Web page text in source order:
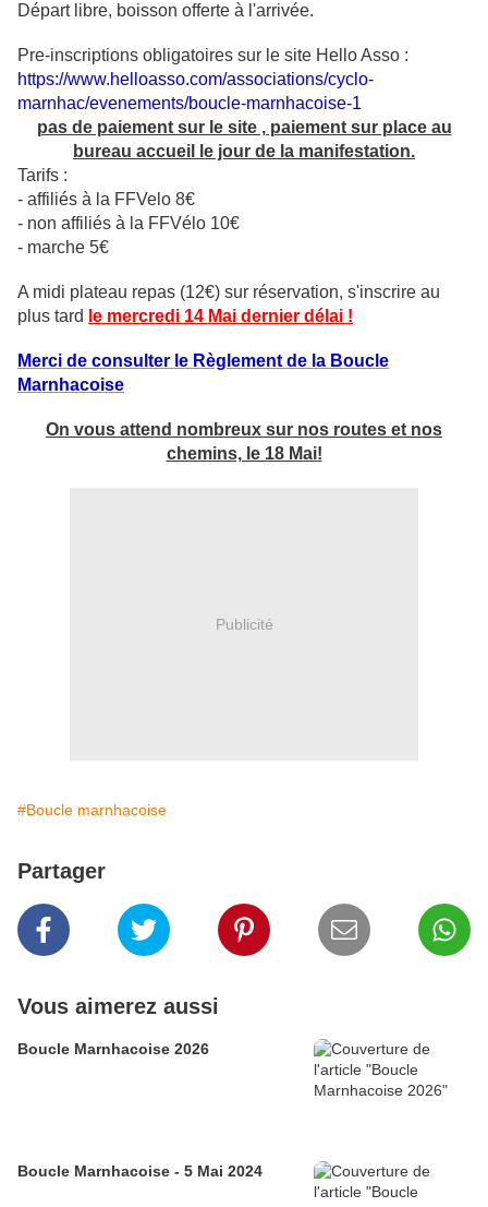
Départ libre, boisson offerte à l'arrivée.
Pre-inscriptions obligatoires sur le site Hello Asso :
https://www.helloasso.com/associations/cyclo-
marnhac/evenements/boucle-marnhacoise-1
pas de paiement sur le site , paiement sur place au
bureau accueil le jour de la manifestation.
Tarifs :
- affiliés à la FFVelo 8€
- non affiliés à la FFVélo 10€
- marche 5€
A midi plateau repas (12€) sur réservation, s'inscrire au
plus tard le mercredi 14 Mai dernier délai !
Merci de consulter le Règlement de la Boucle
Marnhacoise
On vous attend nombreux sur nos routes et nos
chemins, le 18 Mai!
Publicité
#Boucle marnhacoise
Partager
Vous aimerez aussi
Boucle Marnhacoise 2026
Boucle Marnhacoise - 5 Mai 2024